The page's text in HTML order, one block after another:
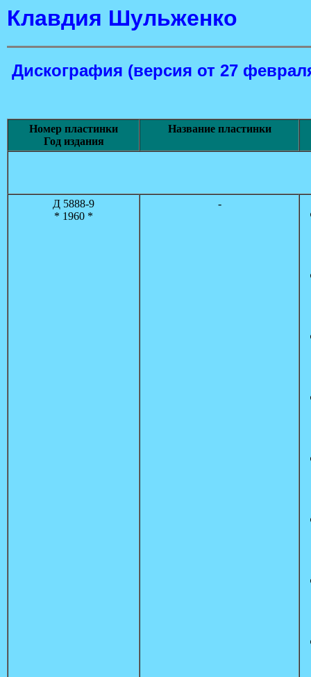
Клавдия Шульженко
Дискография (версия от 27
Номер пластинки
Год издания
Название пластинки
Д 5888-9
* 1960 *
-